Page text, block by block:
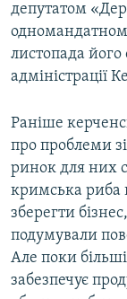
депутатом
листопада його
адміністрації
Раніше
про проблеми
ринок для них
кримська риба
зберегти
подумували
Але поки
забезпечує